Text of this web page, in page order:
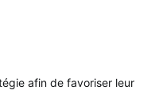
afin de favoriser leur